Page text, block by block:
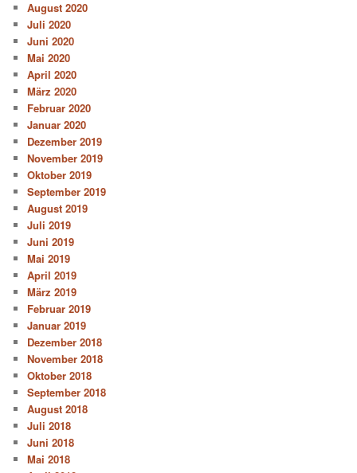
August 2020
Juli 2020
Juni 2020
Mai 2020
April 2020
März 2020
Februar 2020
Januar 2020
Dezember 2019
November 2019
Oktober 2019
September 2019
August 2019
Juli 2019
Juni 2019
Mai 2019
April 2019
März 2019
Februar 2019
Januar 2019
Dezember 2018
November 2018
Oktober 2018
September 2018
August 2018
Juli 2018
Juni 2018
Mai 2018